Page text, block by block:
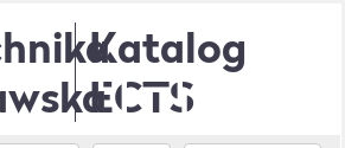
Katalog
ECTS